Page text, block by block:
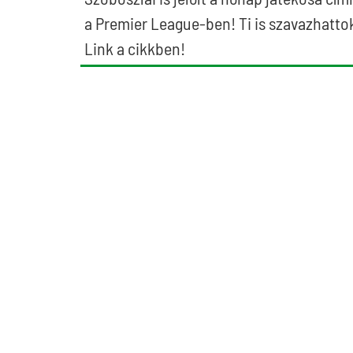
a Premier League-ben! Ti is
Link a cikkben!